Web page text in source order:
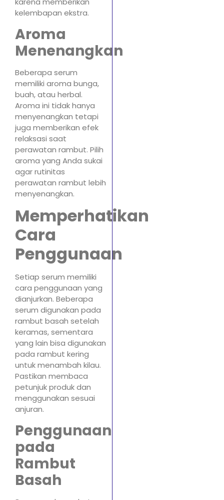
kelembapan ekstra.
Aroma
Menenangkan
Beberapa serum
memiliki aroma bunga,
buah, atau herbal.
Aroma ini tidak hanya
menyenangkan tetapi
juga memberikan efek
relaksasi saat
perawatan rambut. Pilih
aroma yang Anda sukai
agar rutinitas
perawatan rambut lebih
menyenangkan.
Memperhatikan
Cara
Penggunaan
Setiap serum memiliki
cara penggunaan yang
dianjurkan. Beberapa
serum digunakan pada
rambut basah setelah
keramas, sementara
yang lain bisa digunakan
pada rambut kering
untuk menambah kilau.
Pastikan membaca
petunjuk produk dan
menggunakan sesuai
anjuran.
Penggunaan
pada
Rambut
Basah